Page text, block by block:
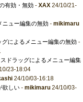
有効・無効- XAX24/10/21-
ニュー編集の無効 -mikimaru
によるメニュー編集の無効-
ドラッグによるメニュー編集
23-18:04
24/10/03-16:18
欲しい -mikimaru 24/10/03-